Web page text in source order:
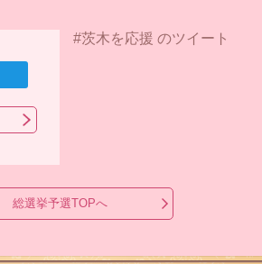
#茨木を応援 のツイート
総選挙予選TOPへ